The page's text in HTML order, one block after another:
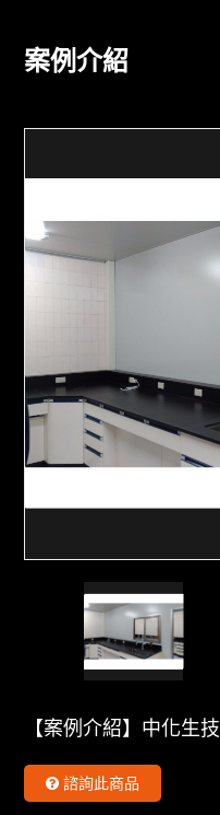
案例介紹
【案例介紹】中化生技
諮詢此商品